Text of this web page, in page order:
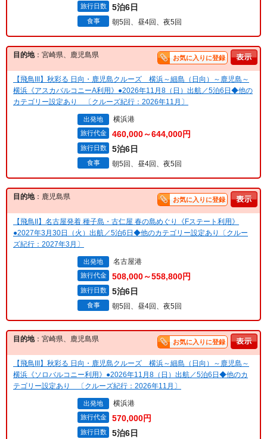
旅行日数 5泊6日
食事 朝5回、昼4回、夜5回
目的地：宮崎県、鹿児島県 お気に入りに登録
【飛鳥III】秋彩る 日向・鹿児島クルーズ 横浜～細島（日向）～鹿児島～
横浜《アスカバルコニーA利用》●2026年11月8（日）出航／5泊6日◆他の
カテゴリー設定あり 〔クルーズ紀行：2026年11月〕
出発地 横浜港
旅行代金 460,000～644,000円
旅行日数 5泊6日
食事 朝5回、昼4回、夜5回
目的地：鹿児島県 お気に入りに登録
【飛鳥II】名古屋発着 種子島・古仁屋 春の島めぐり《Fステート利用》
●2027年3月30日（火）出航／5泊6日◆他のカテゴリー設定あり〔クルー
ズ紀行：2027年3月〕
出発地 名古屋港
旅行代金 508,000～558,800円
旅行日数 5泊6日
食事 朝5回、昼4回、夜5回
目的地：宮崎県、鹿児島県 お気に入りに登録
【飛鳥III】秋彩る 日向・鹿児島クルーズ 横浜～細島（日向）～鹿児島～
横浜《ソロバルコニー利用》●2026年11月8（日）出航／5泊6日◆他のカ
テゴリー設定あり 〔クルーズ紀行：2026年11月〕
出発地 横浜港
旅行代金 570,000円
旅行日数 5泊6日